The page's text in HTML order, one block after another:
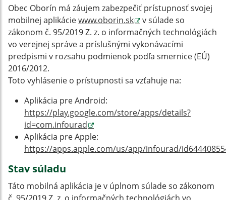
Obec Oborín má záujem zabezpečiť prístupnosť svojej
mobilnej aplikáciewww.oborin.sk
v súlade so
zákonom č. 95/2019 Z. z. o informačných technológiách
vo verejnej správe a príslušnými vykonávacími
predpismi v rozsahu podmienok podľa smernice (EÚ)
2016/2012.
Toto vyhlásenie o prístupnosti sa vzťahuje na:
Aplikácia pre Android:
https://play.google.com/store/apps/details?
id=com.infourad
Aplikácia pre Apple:
https://apps.apple.com/us/app/infourad/
Stav súladu
Táto mobilná aplikácia je v úplnom súlade so zákonom